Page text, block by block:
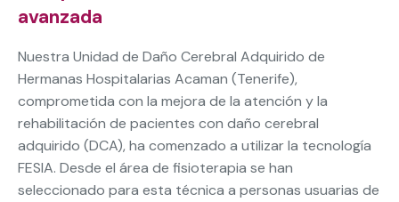
avanzada
Nuestra Unidad de Daño Cerebral Adquirido de
Hermanas Hospitalarias Acaman (Tenerife),
comprometida con la mejora de la atención y la
rehabilitación de pacientes con daño cerebral
adquirido (DCA), ha comenzado a utilizar la tecnología
FESIA. Desde el área de fisioterapia se han
seleccionado para esta técnica a personas usuarias de